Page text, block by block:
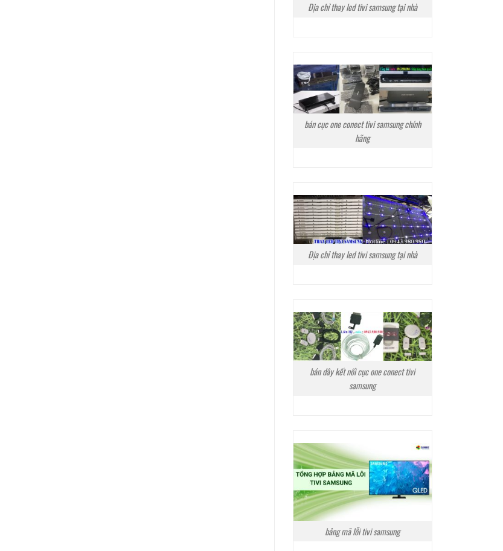
Địa chỉ thay led tivi samsung tại nhà
bán cục one conect tivi samsung chính
hãng
Địa chỉ thay led tivi samsung tại nhà
bán dây kết nối cục one conect tivi
samsung
bảng mã lỗi tivi samsung